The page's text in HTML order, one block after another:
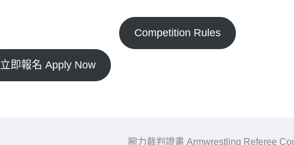
Competition Rules
立即報名 Apply Now
腕力裁判證書 Armwrestling Referee